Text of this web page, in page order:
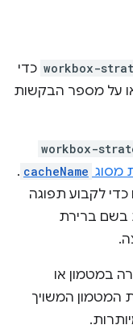
workbox- כדי
או על מספר הבקשות
workbox-
מסוג cacheName
.
לקבוע תפוגה
ברירת
במטמון או
המטמון המשויך